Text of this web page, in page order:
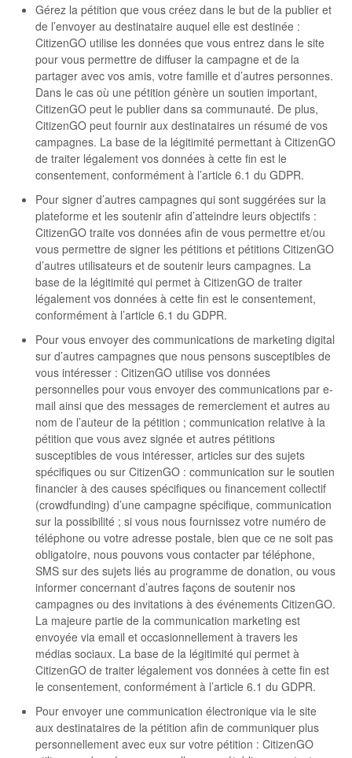
Gérez la pétition que vous créez dans le but de la publier et
de l’envoyer au destinataire auquel elle est destinée :
CitizenGO utilise les données que vous entrez dans le site
pour vous permettre de diffuser la campagne et de la
partager avec vos amis, votre famille et d’autres personnes.
Dans le cas où une pétition génère un soutien important,
CitizenGO peut le publier dans sa communauté. De plus,
CitizenGO peut fournir aux destinataires un résumé de vos
campagnes. La base de la légitimité permettant à CitizenGO
de traiter légalement vos données à cette fin est le
consentement, conformément à l’article 6.1 du GDPR.
Pour signer d’autres campagnes qui sont suggérées sur la
plateforme et les soutenir afin d’atteindre leurs objectifs :
CitizenGO traite vos données afin de vous permettre et/ou
vous permettre de signer les pétitions et pétitions CitizenGO
d’autres utilisateurs et de soutenir leurs campagnes. La
base de la légitimité qui permet à CitizenGO de traiter
légalement vos données à cette fin est le consentement,
conformément à l’article 6.1 du GDPR.
Pour vous envoyer des communications de marketing digital
sur d’autres campagnes que nous pensons susceptibles de
vous intéresser : CitizenGO utilise vos données
personnelles pour vous envoyer des communications par e-
mail ainsi que des messages de remerciement et autres au
nom de l’auteur de la pétition ; communication relative à la
pétition que vous avez signée et autres pétitions
susceptibles de vous intéresser, articles sur des sujets
spécifiques ou sur CitizenGO : communication sur le soutien
financier à des causes spécifiques ou financement collectif
(crowdfunding) d’une campagne spécifique, communication
sur la possibilité ; si vous nous fournissez votre numéro de
téléphone ou votre adresse postale, bien que ce ne soit pas
obligatoire, nous pouvons vous contacter par téléphone,
SMS sur des sujets liés au programme de donation, ou vous
informer concernant d’autres façons de soutenir nos
campagnes ou des invitations à des événements CitizenGO.
La majeure partie de la communication marketing est
envoyée via email et occasionnellement à travers les
médias sociaux. La base de la légitimité qui permet à
CitizenGO de traiter légalement vos données à cette fin est
le consentement, conformément à l’article 6.1 du GDPR.
Pour envoyer une communication électronique via le site
aux destinataires de la pétition afin de communiquer plus
personnellement avec eux sur votre pétition : CitizenGO